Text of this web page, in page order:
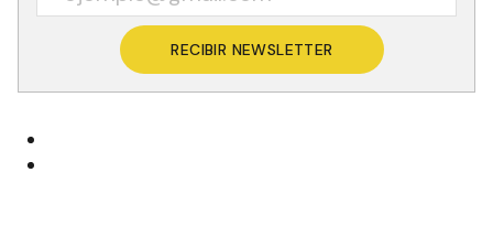
RECIBIR NEWSLETTER